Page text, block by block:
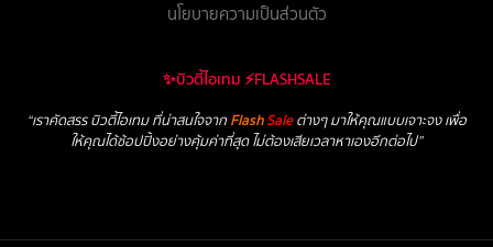
นโยบายความเป็นส่วนตัว
✨บิวตี้ไอเทม ⚡FLASHSALE
“เราคัดสรร บิวตี้ไอเทม ที่น่าสนใจจาก FlashSaleต่างๆ มาให้คุณแบบเจาะจง เพื่อ
ให้คุณได้ช้อปปิ้งอย่างคุ้มค่าที่สุด ไม่ต้องเสียเวลาหาเองอีกต่อไป”